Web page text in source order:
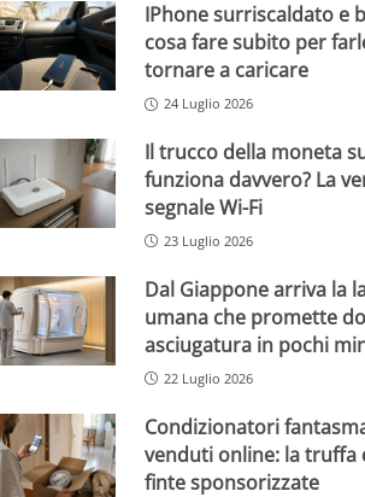
IPhone surriscaldato e
cosa fare subito per
tornare a caricare
24 Luglio 2026
Il trucco della moneta
funziona davvero? La
segnale Wi-Fi
23 Luglio 2026
Dal Giappone arriva la
umana che promette
asciugatura in pochi
22 Luglio 2026
Condizionatori
venduti online: la truffa
finte sponsorizzate